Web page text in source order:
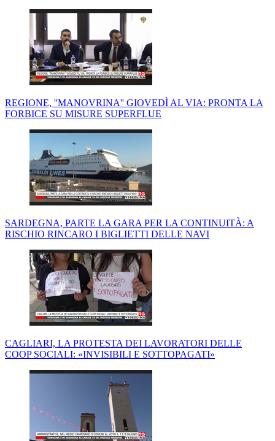
REGIONE, ''MANOVRINA'' GIOVEDÌ AL VIA: PRONTA LA
FORBICE SU MISURE SUPERFLUE
SARDEGNA, PARTE LA GARA PER LA CONTINUITÀ: A
RISCHIO RINCARO I BIGLIETTI DELLE NAVI
CAGLIARI, LA PROTESTA DEI LAVORATORI DELLE
COOP SOCIALI: «INVISIBILI E SOTTOPAGATI»